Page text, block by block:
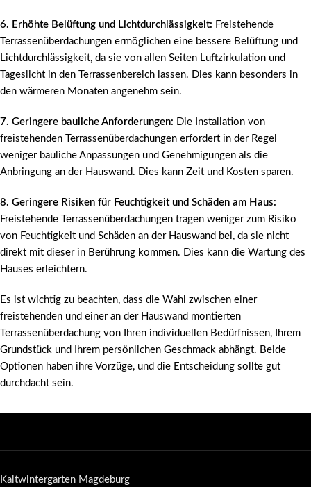
6. Erhöhte Belüftung und Lichtdurchlässigkeit: Freistehende
Terrassenüberdachungen ermöglichen eine bessere Belüftung und
Lichtdurchlässigkeit, da sie von allen Seiten Luftzirkulation und
Tageslicht in den Terrassenbereich lassen. Dies kann besonders in
den wärmeren Monaten angenehm sein.
7. Geringere bauliche Anforderungen: Die Installation von
freistehenden Terrassenüberdachungen erfordert in der Regel
weniger bauliche Anpassungen und Genehmigungen als die
Anbringung an der Hauswand. Dies kann Zeit und Kosten sparen.
8. Geringere Risiken für Feuchtigkeit und Schäden am Haus:
Freistehende Terrassenüberdachungen tragen weniger zum Risiko
von Feuchtigkeit und Schäden an der Hauswand bei, da sie nicht
direkt mit dieser in Berührung kommen. Dies kann die Wartung des
Hauses erleichtern.
Es ist wichtig zu beachten, dass die Wahl zwischen einer
freistehenden und einer an der Hauswand montierten
Terrassenüberdachung von Ihren individuellen Bedürfnissen, Ihrem
Grundstück und Ihrem persönlichen Geschmack abhängt. Beide
Optionen haben ihre Vorzüge, und die Entscheidung sollte gut
durchdacht sein.
Kaltwintergarten Magdeburg